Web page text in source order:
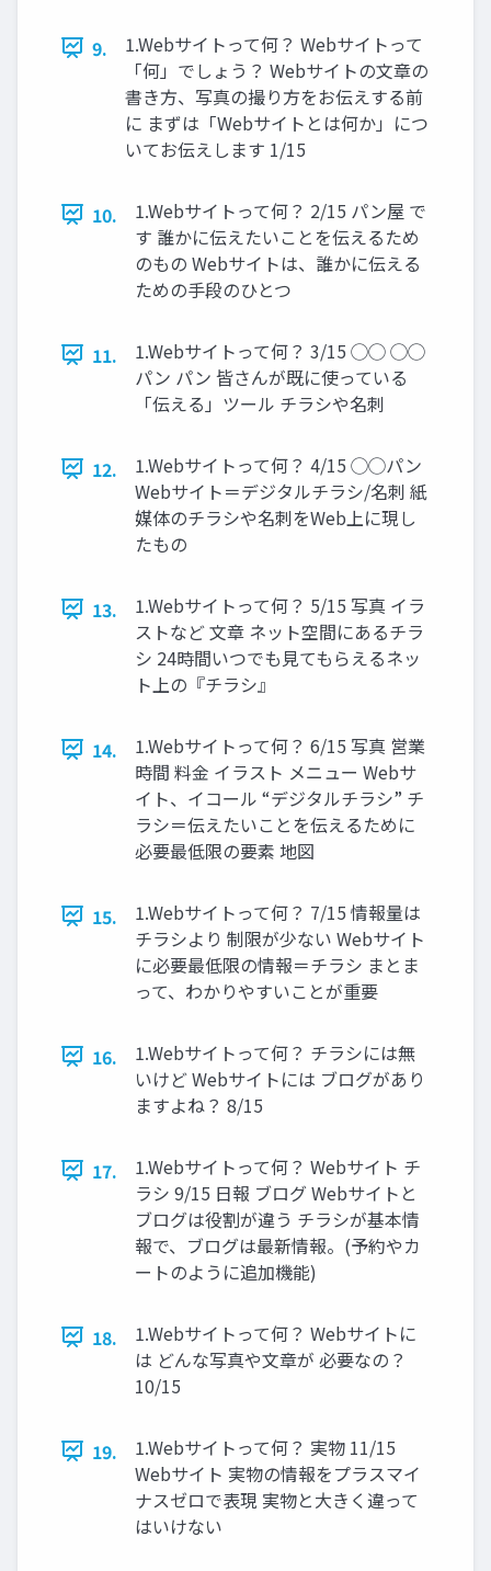
9.
1.Webサイトって何？ Webサイトって
「何」でしょう？ Webサイトの文章の
書き方、写真の撮り方をお伝えする前
に まずは「Webサイトとは何か」につ
いてお伝えします 1/15
10.
1.Webサイトって何？ 2/15 パン屋 で
す 誰かに伝えたいことを伝えるため
のもの Webサイトは、誰かに伝える
ための手段のひとつ
11.
1.Webサイトって何？ 3/15 ◯◯ ◯◯
パン パン 皆さんが既に使っている
「伝える」ツール チラシや名刺
12.
1.Webサイトって何？ 4/15 ◯◯パン
Webサイト＝デジタルチラシ/名刺 紙
媒体のチラシや名刺をWeb上に現し
たもの
13.
1.Webサイトって何？ 5/15 写真 イラ
ストなど 文章 ネット空間にあるチラ
シ 24時間いつでも見てもらえるネッ
ト上の『チラシ』
14.
1.Webサイトって何？ 6/15 写真 営業
時間 料金 イラスト メニュー Webサ
イト、イコール “デジタルチラシ” チ
ラシ＝伝えたいことを伝えるために
必要最低限の要素 地図
15.
1.Webサイトって何？ 7/15 情報量は
チラシより 制限が少ない Webサイト
に必要最低限の情報＝チラシ まとま
って、わかりやすいことが重要
16.
1.Webサイトって何？ チラシには無
いけど Webサイトには ブログがあり
ますよね？ 8/15
17.
1.Webサイトって何？ Webサイト チ
ラシ 9/15 日報 ブログ Webサイトと
ブログは役割が違う チラシが基本情
報で、ブログは最新情報。(予約やカ
ートのように追加機能)
18.
1.Webサイトって何？ Webサイトに
は どんな写真や文章が 必要なの？
10/15
19.
1.Webサイトって何？ 実物 11/15
Webサイト 実物の情報をプラスマイ
ナスゼロで表現 実物と大きく違って
はいけない